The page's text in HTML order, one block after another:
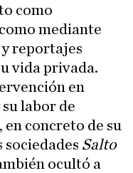
como
mediante
reportajes
vida privada.
en
labor de
concreto de su
sociedades Salto
ocultó a